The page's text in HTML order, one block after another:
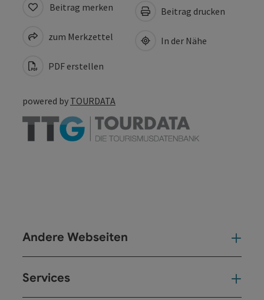
Beitrag merken
zum Merkzettel
PDF erstellen
Beitrag drucken
In der Nähe
powered by TOURDATA
Andere Webseiten
Services